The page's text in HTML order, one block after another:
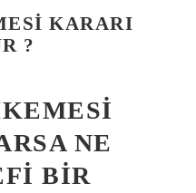
KARARI
?
NE
BIR